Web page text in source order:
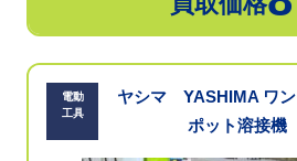
電動
工具
ヤシマ YASHIMA ワ
ポット溶接